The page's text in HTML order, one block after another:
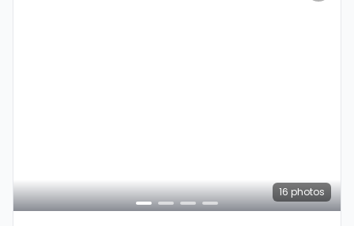
16 photos